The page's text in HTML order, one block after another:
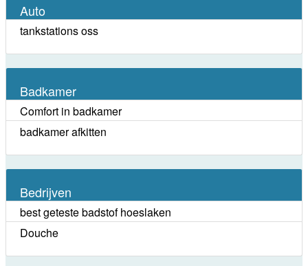
Auto
tankstations oss
Badkamer
Comfort in badkamer
badkamer afkitten
Bedrijven
best geteste badstof hoeslaken
Douche